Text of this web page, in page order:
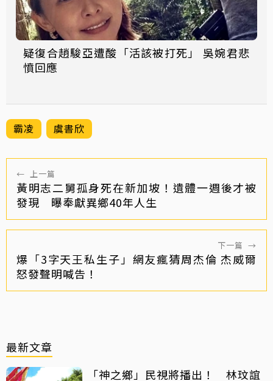
疑復合趙駿亞遭酸「活該被打死」 吳婉君悲
憤回應
霸凌 虞書欣
← 上一篇
黃明志二舅孤身死在新加坡！遺體一週後才被
發現 曝奉獻異鄉40年人生
下一篇 →
爆「3字天王私生子」網友瘋猜周杰倫 杰威爾
怒發聲明喊告！
最新文章
「神之鄉」民視將播出！ 林玟誼